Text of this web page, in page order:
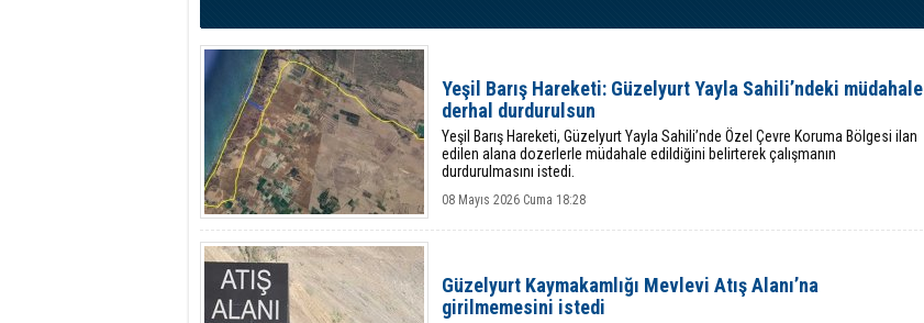
Yeşil Barış Hareketi: Güzelyurt Yayla Sahili’ndeki müdahale
derhal durdurulsun
Yeşil Barış Hareketi, Güzelyurt Yayla Sahili’nde Özel Çevre Koruma Bölgesi ilan
edilen alana dozerlerle müdahale edildiğini belirterek çalışmanın
durdurulmasını istedi.
08 Mayıs 2026 Cuma 18:28
Güzelyurt Kaymakamlığı Mevlevi Atış Alanı’na
girilmemesini istedi